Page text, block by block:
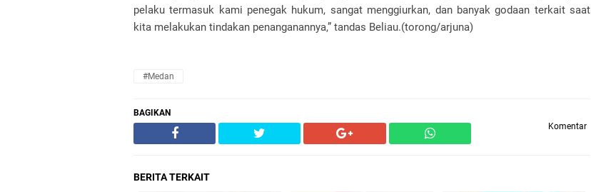
pelaku termasuk kami penegak hukum, sangat menggiurkan, dan banyak godaan terkait saat
kita melakukan tindakan penanganannya,” tandas Beliau.(torong/arjuna)
#Medan
BAGIKAN
Komentar
BERITA TERKAIT